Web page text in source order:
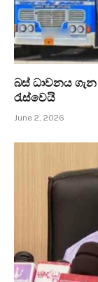
බස් ධාවනය
රැස්වෙයි
June 2, 2026